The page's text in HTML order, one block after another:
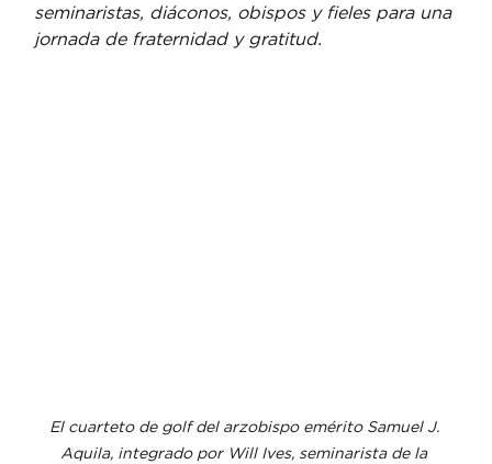
seminaristas, diáconos, obispos y fieles para una
jornada de fraternidad y gratitud.
El cuarteto de golf del arzobispo emérito Samuel J.
Aquila, integrado por Will Ives, seminarista de la